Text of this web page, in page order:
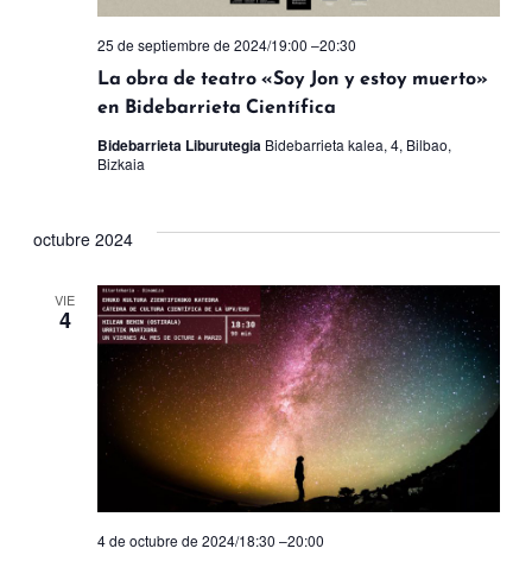
25 de septiembre de 2024/19:00 –20:30
La obra de teatro «Soy Jon y estoy muerto»
en Bidebarrieta Científica
Bidebarrieta Liburutegia Bidebarrieta kalea, 4, Bilbao,
Bizkaia
octubre 2024
VIE
4
4 de octubre de 2024/18:30 –20:00